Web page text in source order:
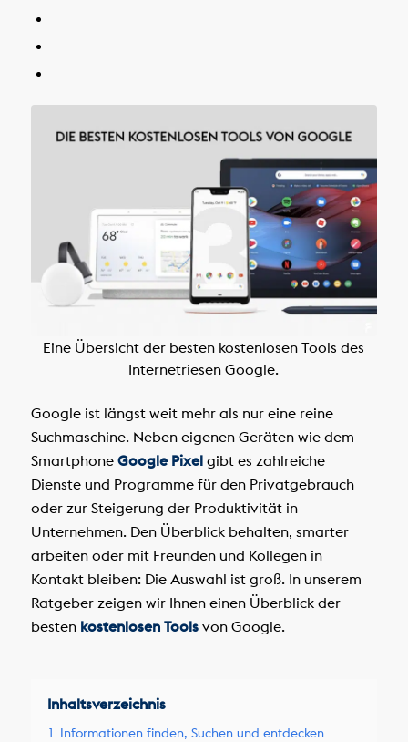
Eine Übersicht der besten kostenlosen Tools des
Internetriesen Google.
Google ist längst weit mehr als nur eine reine
Suchmaschine. Neben eigenen Geräten wie dem
Smartphone Google Pixelgibt es zahlreiche
Dienste und Programme für den Privatgebrauch
oder zur Steigerung der Produktivität in
Unternehmen. Den Überblick behalten, smarter
arbeiten oder mit Freunden und Kollegen in
Kontakt bleiben: Die Auswahl ist groß. In unserem
Ratgeber zeigen wir Ihnen einen Überblick der
besten kostenlosen Toolsvon Google.
Inhaltsverzeichnis
1 Informationen finden, Suchen und entdecken